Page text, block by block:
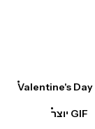
Valentine's
יוצר GIF